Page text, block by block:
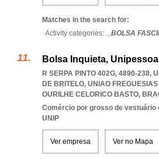
Matches in the search for:
Activity categories: ...BOLSA
Bolsa Inquieta,
R SERPA PINTO 402G, 4890-238,
DE BRITELO, UNIAO
OURILHE CELORICO BASTO,
Comércio por grosso de vestuário
UNIP
Ver empresa Ver no Mapa